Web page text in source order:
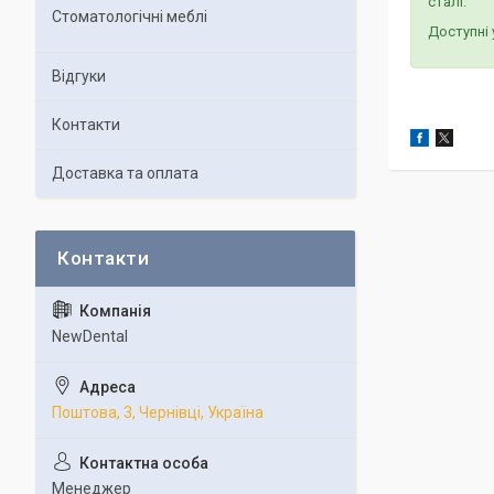
Доступні
Стоматологічні меблі
Відгуки
Контакти
Доставка та оплата
NewDental
Поштова, 3, Чернівці, Україна
Менеджер